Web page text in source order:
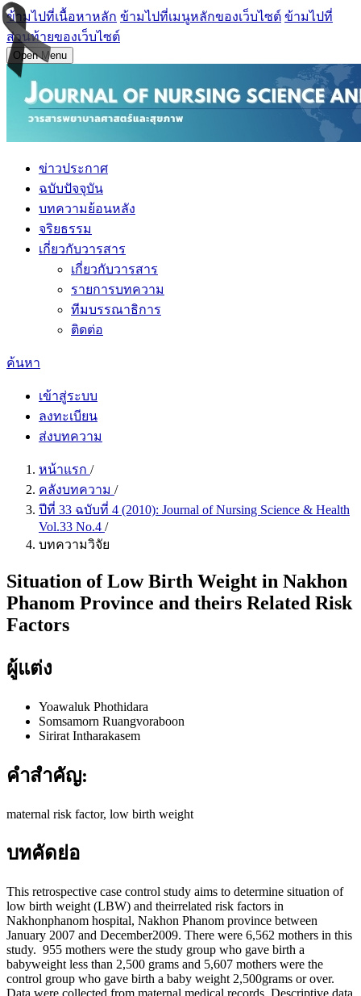
ข้ามไปที่เนื้อหาหลัก ข้ามไปที่เมนูหลักของเว็บไซต์ ข้ามไปที่
ส่วนท้ายของเว็บไซต์
Open Menu
ข่าวประกาศ
ฉบับปัจจุบัน
บทความย้อนหลัง
จริยธรรม
เกี่ยวกับวารสาร
เกี่ยวกับวารสาร
รายการบทความ
ทีมบรรณาธิการ
ติดต่อ
ค้นหา
เข้าสู่ระบบ
ลงทะเบียน
ส่งบทความ
หน้าแรก /
คลังบทความ /
ปีที่ 33 ฉบับที่ 4 (2010): Journal of Nursing Science & Health
Vol.33 No.4 /
บทความวิจัย
Situation of Low Birth Weight in Nakhon
Phanom Province and theirs Related Risk
Factors
ผู้แต่ง
Yoawaluk Phothidara
Somsamorn Ruangvoraboon
Sirirat Intharakasem
คำสำคัญ:
maternal risk factor, low birth weight
บทคัดย่อ
This retrospective case control study aims to determine situation of
low birth weight (LBW) and theirrelated risk factors in
Nakhonphanom hospital, Nakhon Phanom province between
January 2007 and December2009. There were 6,562 mothers in this
study. 955 mothers were the study group who gave birth a
babyweight less than 2,500 grams and 5,607 mothers were the
control group who gave birth a baby weight 2,500grams or over.